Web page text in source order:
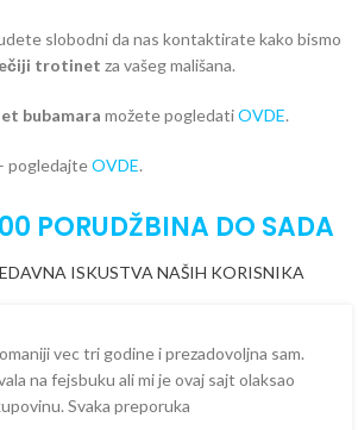
slobodni da nas kontaktirate kako bismo
trotinet za vašeg mališana.
bubamara možete pogledatiOVDE.
pogledajteOVDE.
PORUDŽBINA DO SADA
ISKUSTVA NAŠIH KORISNIKA
vec tri godine i prezadovoljna sam.
na fejsbuku ali mi je ovaj sajt olaksao
Svaka preporuka